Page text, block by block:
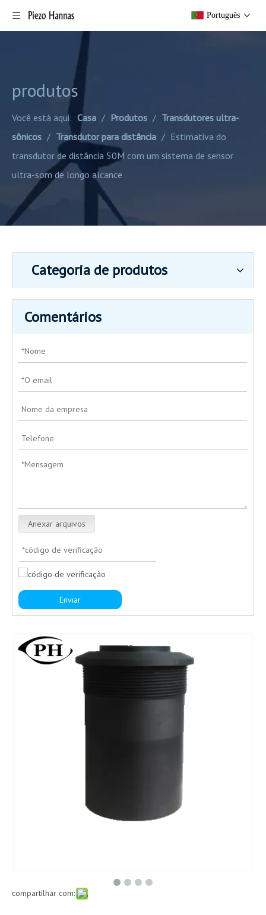
Português
produtos
Você está aqui: Casa / Produtos / Transdutores ultra-
sônicos / Transdutor para distância / Estimativa do
transdutor de distância 50M com um sistema de sensor
ultra-som de longo alcance
Categoria de produtos
Comentários
Anexar arquivos
Enviar
compartilhar com: